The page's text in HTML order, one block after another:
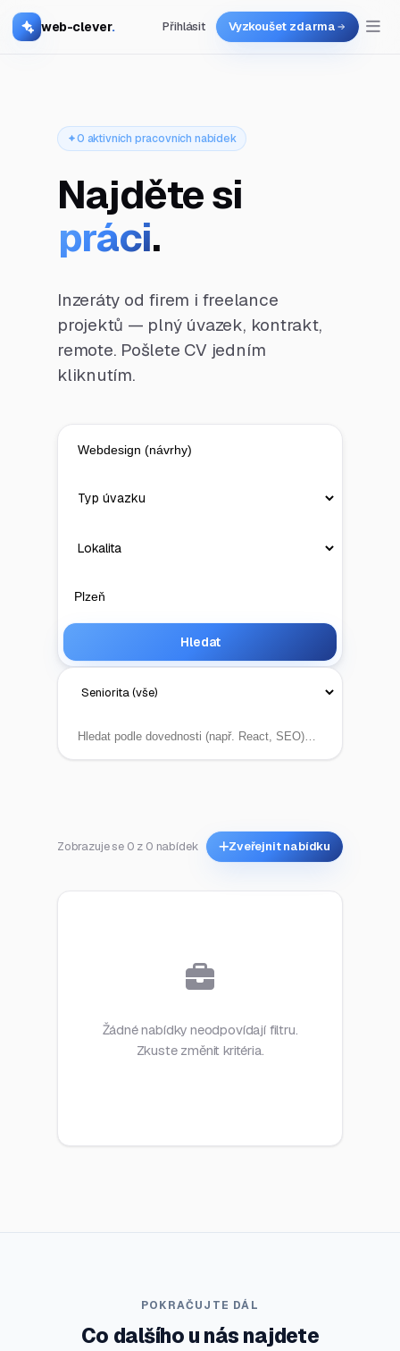
web-clever. Přihlásit Vyzkoušet zdarma
0 aktivních pracovních nabídek
Najděte si
práci.
Inzeráty od firem i freelance
projektů — plný úvazek, kontrakt,
remote. Pošlete CV jedním
kliknutím.
Hledat
Zobrazuje se 0 z 0 nabídek Zveřejnit nabídku
Žádné nabídky neodpovídají filtru.
Zkuste změnit kritéria.
POKRAČUJTE DÁL
Co dalšího u nás najdete